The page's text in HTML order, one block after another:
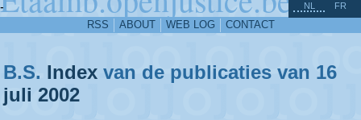
-
RSS ABOUT WEB LOG CONTACT
NL FR
B.S. Index van de publicaties van 16
juli 2002
^